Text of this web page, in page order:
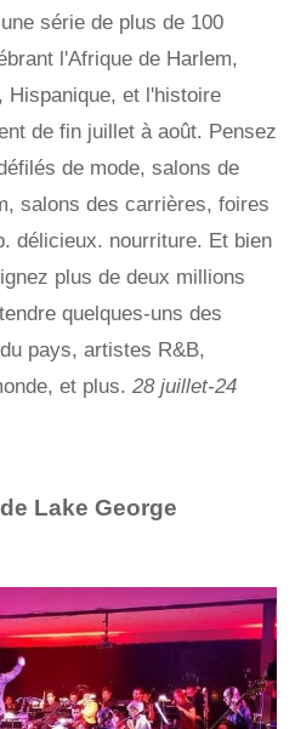
série de plus de 100
l'Afrique de Harlem,
et l'histoire
de fin juillet à août. Pensez
de mode, salons de
salons des carrières, foires
délicieux. nourriture. Et bien
plus de deux millions
quelques-uns des
pays, artistes R&B,
et plus. 28 juillet-24
Lake George